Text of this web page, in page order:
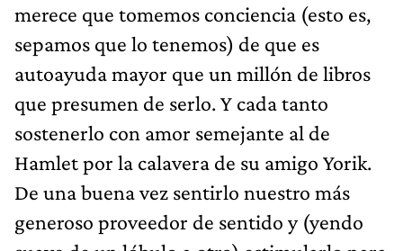
merece que tomemos conciencia (esto es,
sepamos que lo tenemos) de que es
autoayuda mayor que un millón de libros
que presumen de serlo. Y cada tanto
sostenerlo con amor semejante al de
Hamlet por la calavera de su amigo Yorik.
De una buena vez sentirlo nuestro más
generoso proveedor de sentido y (yendo